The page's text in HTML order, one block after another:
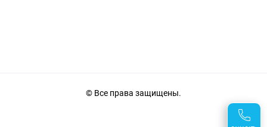
© Все права защищены.